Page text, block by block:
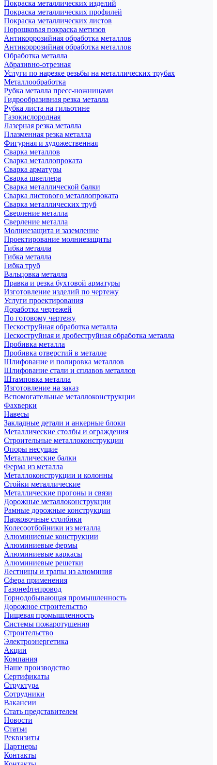
Покраска металлических изделий
Покраска металлических профилей
Покраска металлических листов
Порошковая покраска метизов
Антикоррозийная обработка металлов
Антикоррозийная обработка металлов
Обработка металла
Абразивно-отрезная
Услуги по нарезке резьбы на металлических трубах
Металлообработка
Рубка металла пресс-ножницами
Гидрообразивная резка металла
Рубка листа на гильотине
Газокислородная
Лазерная резка металла
Плазменная резка металла
Фигурная и художественная
Сварка металлов
Сварка металлопроката
Сварка арматуры
Сварка швеллера
Сварка металлической балки
Сварка листового металлопроката
Сварка металлических труб
Сверление металла
Сверление металла
Молниезащита и заземление
Проектирование молниезащиты
Гибка металла
Гибка металла
Гибка труб
Вальцовка металла
Правка и резка бухтовой арматуры
Изготовление изделий по чертежу
Услуги проектирования
Доработка чертежей
По готовому чертежу
Пескоструйная обработка металла
Пескоструйная и дробеструйная обработка металла
Пробивка металла
Пробивка отверстий в металле
Шлифование и полировка металлов
Шлифование стали и сплавов металлов
Штамповка металла
Изготовление на заказ
Вспомогательные металлоконструкции
Фахверки
Навесы
Закладные детали и анкерные блоки
Металлические столбы и ограждения
Строительные металлоконструкции
Опоры несущие
Металлические балки
Ферма из металла
Металлоконструкции и колонны
Стойки металлические
Металлические прогоны и связи
Дорожные металлоконструкции
Рамные дорожные конструкции
Парковочные столбики
Колесоотбойники из металла
Алюминиевые конструкции
Алюминиевые фермы
Алюминиевые каркасы
Алюминиевые решетки
Лестницы и трапы из алюминия
Сфера применения
Газонефтепровод
Горнодобывающая промышленность
Дорожное строительство
Пищевая промышленность
Системы пожаротушения
Строительство
Электроэнергетика
Акции
Компания
Наше производство
Сертификаты
Структура
Сотрудники
Вакансии
Стать представителем
Новости
Статьи
Реквизиты
Партнеры
Контакты